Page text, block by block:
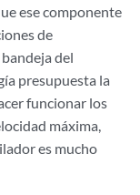
ese componente
de
del
presupuesta la
funcionar los
máxima,
es mucho